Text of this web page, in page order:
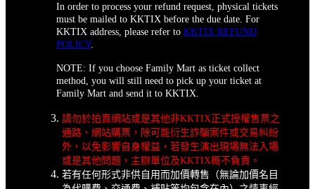
In order to process your refund request, physical tickets
must be mailed to KKTIX before the due date. For
KKTIX address, please refer to KKTIX REFUND
POLICY.
NOTE: If you choose Family Mart as ticket collect
method, you will still need to pick up your ticket at
Family Mart and send it to KKTIX.
請勿於拍賣網站或是其他非KKTIX正式授權售票之
通路、網站購票，除可能衍生詐騙案件或交易糾紛
外，以免影響自身權益，若發生演出現場無法入場
或是其他問題，主辦單位及KKTIX概不負責。
若有任何形式非供自用而加價轉售（無論加價名目